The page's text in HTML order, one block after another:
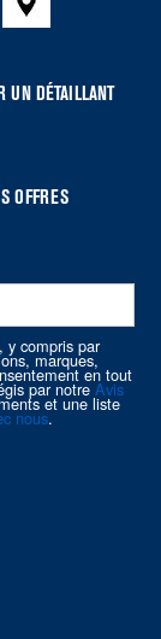
UN DÉTAILLANT
OFFRES
y compris par
marques,
en tout
par notreAvis
et une liste
nous.